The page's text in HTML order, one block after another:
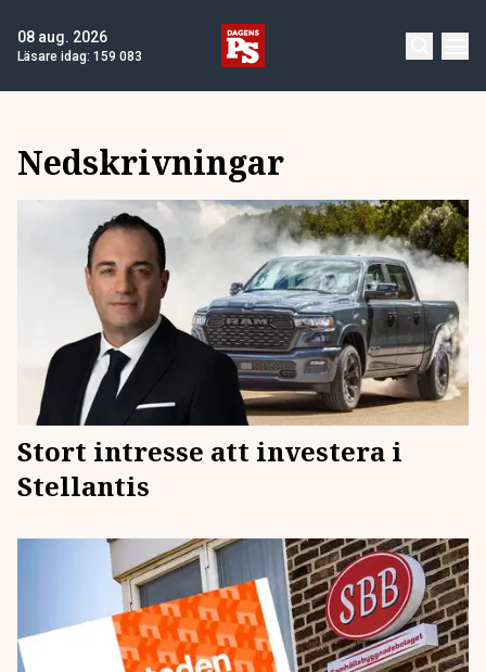
08 aug. 2026
Läsare idag: 159 083
Nedskrivningar
Stort intresse att investera i
Stellantis